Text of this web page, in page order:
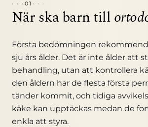
01
När ska barn till
Första bedömningen
sju års ålder. Det är inte ålder att
behandling, utan att kontrollera
den åldern har de flesta första
tänder kommit, och tidiga
käke kan upptäckas medan de
enkla att styra.